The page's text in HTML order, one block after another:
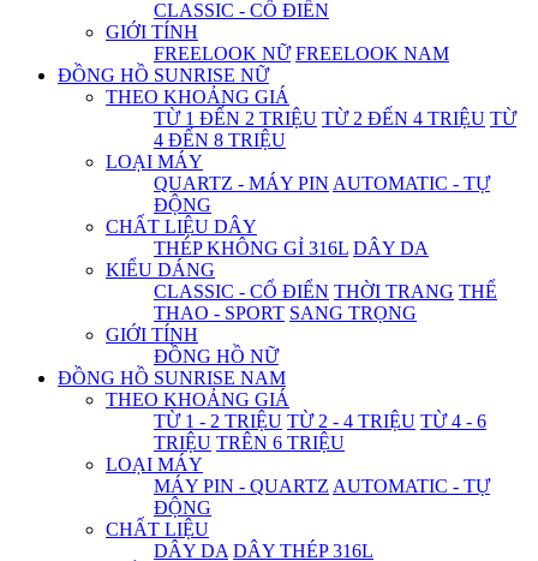
CLASSIC - CỔ ĐIỂN
GIỚI TÍNH
FREELOOK NỮ FREELOOK NAM
ĐỒNG HỒ SUNRISE NỮ
THEO KHOẢNG GIÁ
TỪ 1 ĐẾN 2 TRIỆU TỪ 2 ĐẾN 4 TRIỆU TỪ
4 ĐẾN 8 TRIỆU
LOẠI MÁY
QUARTZ - MÁY PIN AUTOMATIC - TỰ
ĐỘNG
CHẤT LIỆU DÂY
THÉP KHÔNG GỈ 316L DÂY DA
KIỂU DÁNG
CLASSIC - CỔ ĐIỂN THỜI TRANG THỂ
THAO - SPORT SANG TRỌNG
GIỚI TÍNH
ĐỒNG HỒ NỮ
ĐỒNG HỒ SUNRISE NAM
THEO KHOẢNG GIÁ
TỪ 1 - 2 TRIỆU TỪ 2 - 4 TRIỆU TỪ 4 - 6
TRIỆU TRÊN 6 TRIỆU
LOẠI MÁY
MÁY PIN - QUARTZ AUTOMATIC - TỰ
ĐỘNG
CHẤT LIỆU
DÂY DA DÂY THÉP 316L